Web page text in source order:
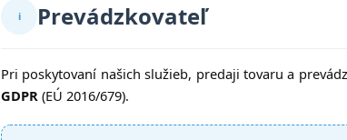
ℹ Prevádzkovateľ
Pri poskytovaní našich služieb, predaji tovaru a
GDPR (EÚ 2016/679).